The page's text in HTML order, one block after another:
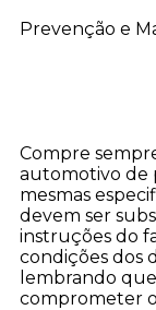
Prevenção e
Compre
automotivo de
mesmas
devem ser
instruções do
condições dos
lembrando
comprometer